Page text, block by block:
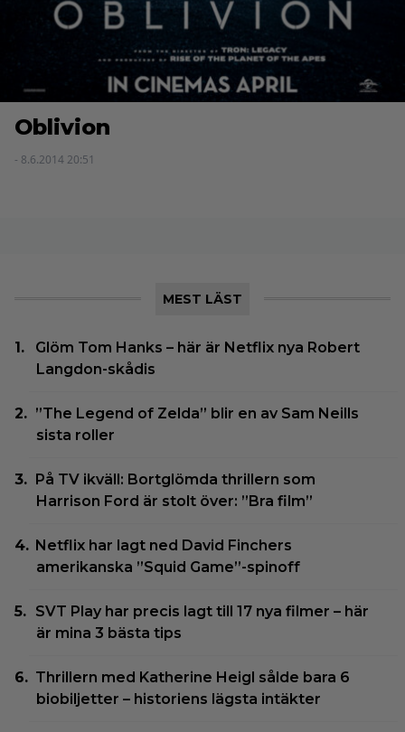
Oblivion
- 8.6.2014 20:51
MEST LÄST
Glöm Tom Hanks – här är Netflix nya Robert
Langdon-skådis
”The Legend of Zelda” blir en av Sam Neills
sista roller
På TV ikväll: Bortglömda thrillern som
Harrison Ford är stolt över: ”Bra film”
Netflix har lagt ned David Finchers
amerikanska ”Squid Game”-spinoff
SVT Play har precis lagt till 17 nya filmer – här
är mina 3 bästa tips
Thrillern med Katherine Heigl sålde bara 6
biobiljetter – historiens lägsta intäkter